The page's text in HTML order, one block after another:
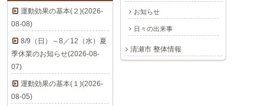
お知らせ
日々の出来事
清瀬市 整体情報
運動効果の基本(２)(2026-
08-08)
8/9（日）～8／12（水）夏
季休業のお知らせ(2026-08-
07)
運動効果の基本(１)(2026-
08-05)